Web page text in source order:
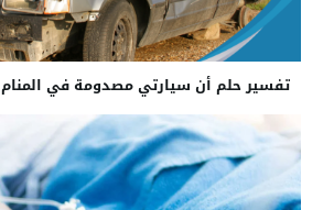
تفسير حلم أن سيارتي مصدومة في المنام